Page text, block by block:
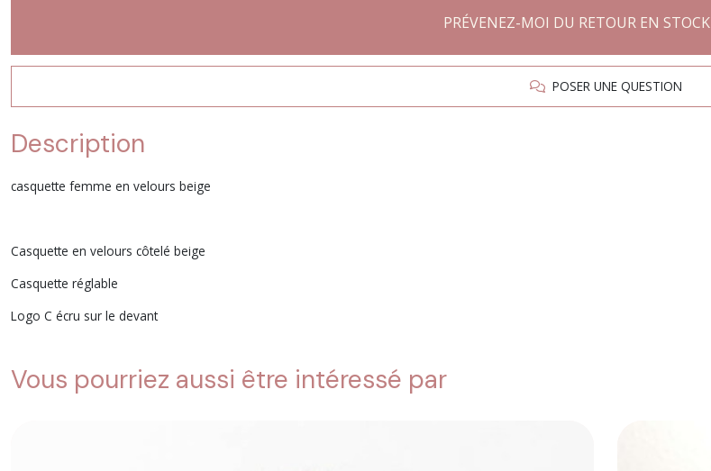
PRÉVENEZ-MOI DU RETOUR EN STOCK
POSER UNE QUESTION
Description
casquette femme en velours beige
Casquette en velours côtelé beige
Casquette réglable
Logo C écru sur le devant
Vous pourriez aussi être intéressé par